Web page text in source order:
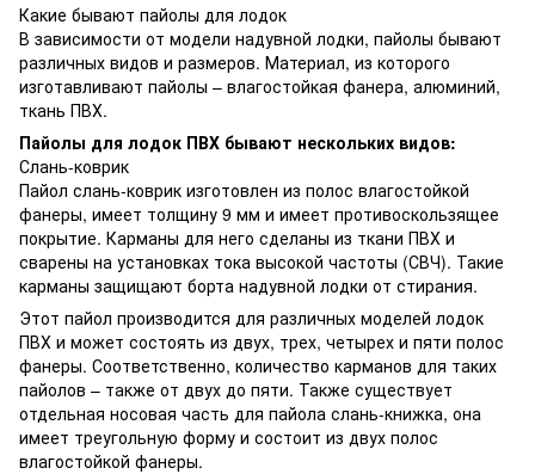
Какие бывают пайолы для лодок
В зависимости от модели надувной лодки, пайолы бывают
различных видов и размеров. Материал, из которого
изготавливают пайолы – влагостойкая фанера, алюминий,
ткань ПВХ.
Пайолы для лодок ПВХ бывают нескольких видов:
Слань-коврик
Пайол слань-коврик изготовлен из полос влагостойкой
фанеры, имеет толщину 9 мм и имеет противоскользящее
покрытие. Карманы для него сделаны из ткани ПВХ и
сварены на установках тока высокой частоты (СВЧ). Такие
карманы защищают борта надувной лодки от стирания.
Этот пайол производится для различных моделей лодок
ПВХ и может состоять из двух, трех, четырех и пяти полос
фанеры. Соответственно, количество карманов для таких
пайолов – также от двух до пяти. Также существует
отдельная носовая часть для пайола слань-книжка, она
имеет треугольную форму и состоит из двух полос
влагостойкой фанеры.